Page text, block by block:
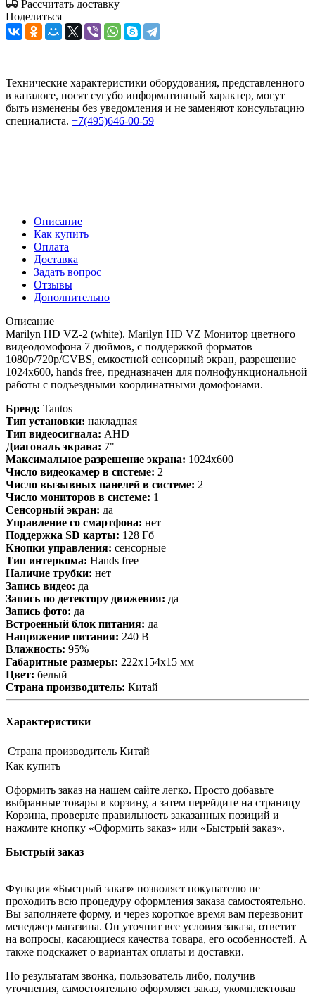
Рассчитать доставку
Поделиться
Технические характеристики оборудования, представленного
в каталоге, носят сугубо информативный характер, могут
быть изменены без уведомления и не заменяют консультацию
специалиста. +7(495)646-00-59
Описание
Как купить
Оплата
Доставка
Задать вопрос
Отзывы
Дополнительно
Описание
Marilyn HD VZ-2 (white). Marilyn HD VZ Монитор цветного
видеодомофона 7 дюймов, с поддержкой форматов
1080р/720p/CVBS, емкостной сенсорный экран, разрешение
1024х600, hands free, предназначен для полнофункциональной
работы с подъездными координатными домофонами.
Бренд: Tantos
Тип установки: накладная
Тип видеосигнала: AHD
Диагональ экрана: 7"
Максимальное разрешение экрана: 1024x600
Число видеокамер в системе: 2
Число вызывных панелей в системе: 2
Число мониторов в системе: 1
Сенсорный экран: да
Управление со смартфона: нет
Поддержка SD карты: 128 Гб
Кнопки управления: сенсорные
Тип интеркома: Hands free
Наличие трубки: нет
Запись видео: да
Запись по детектору движения: да
Запись фото: да
Встроенный блок питания: да
Напряжение питания: 240 В
Влажность: 95%
Габаритные размеры: 222х154х15 мм
Цвет: белый
Страна производитель: Китай
Характеристики
Страна производитель Китай
Как купить
Оформить заказ на нашем сайте легко. Просто добавьте
выбранные товары в корзину, а затем перейдите на страницу
Корзина, проверьте правильность заказанных позиций и
нажмите кнопку «Оформить заказ» или «Быстрый заказ».
Быстрый заказ
Функция «Быстрый заказ» позволяет покупателю не
проходить всю процедуру оформления заказа самостоятельно.
Вы заполняете форму, и через короткое время вам перезвонит
менеджер магазина. Он уточнит все условия заказа, ответит
на вопросы, касающиеся качества товара, его особенностей. А
также подскажет о вариантах оплаты и доставки.
По результатам звонка, пользователь либо, получив
уточнения, самостоятельно оформляет заказ, укомплектовав